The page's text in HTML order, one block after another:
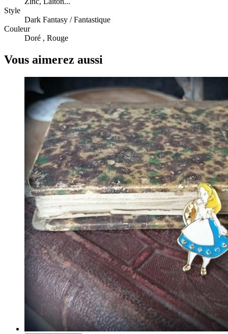
Style
Dark Fantasy / Fantastique
Couleur
Doré , Rouge
Vous aimerez aussi